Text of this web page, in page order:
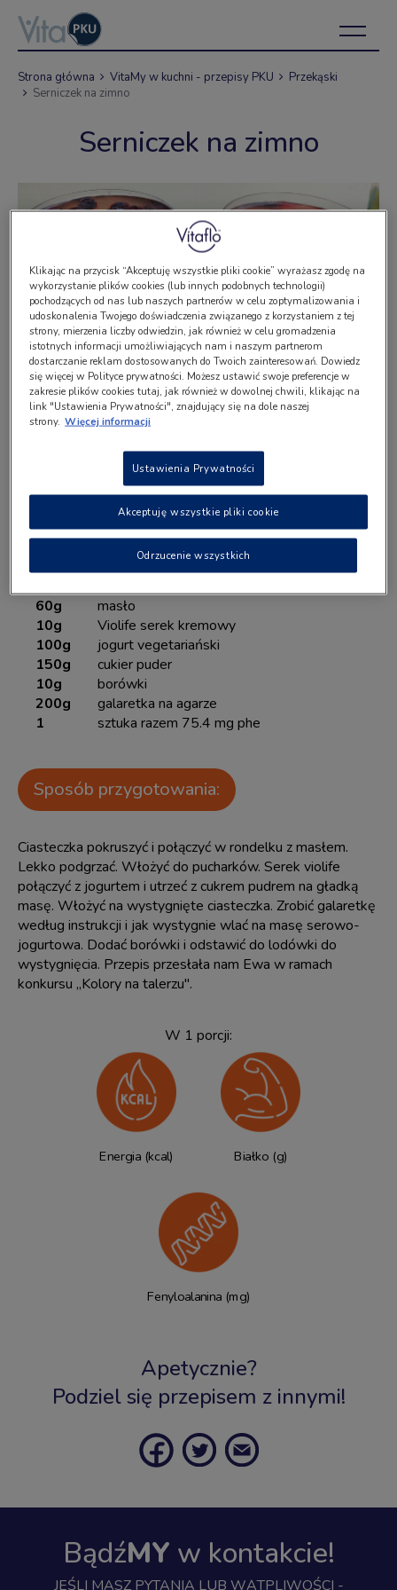
Strona główna VitaMy w kuchni - przepisy PKU
Przekąski
Serniczek na zimno
Serniczek na zimno
Lista składników:
ciasteczka kruche z glutenexu ( można użyć
60g
masło
10g
Violife serek kremowy
100g
jogurt vegetariański
150g
cukier puder
10g
borówki
200g
galaretka na agarze
1
sztuka razem 75.4 mg phe
Sposób przygotowania:
Ciasteczka pokruszyć i połączyć w rondelku z masłem.
Lekko podgrzać. Włożyć do pucharków. Serek violife
połączyć z jogurtem i utrzeć z cukrem pudrem na gładką
masę. Włożyć na wystygnięte ciasteczka. Zrobić galaretkę
według instrukcji i jak wystygnie wlać na masę serowo-
jogurtowa. Dodać borówki i odstawić do lodówki do
wystygnięcia. Przepis przesłała nam Ewa w ramach
konkursu ,,Kolory na talerzu".
W 1 porcji:
Energia (kcal) Białko (g)
Fenyloalanina (mg)
Apetycznie?
Podziel się przepisem z innymi!
BądźMY w kontakcie!
JEŚLI MASZ PYTANIA LUB WĄTPLIWOŚCI -
Klikając na przycisk “Akceptuję wszystkie pliki cookie” wyrażasz zgodę na
wykorzystanie plików cookies (lub innych podobnych technologii)
pochodzących od nas lub naszych partnerów w celu zoptymalizowania i
udoskonalenia Twojego doświadczenia związanego z korzystaniem z tej
strony, mierzenia liczby odwiedzin, jak również w celu gromadzenia
istotnych informacji umożliwiających nam i naszym partnerom
dostarczanie reklam dostosowanych do Twoich zainteresowań. Dowiedz
się więcej w Polityce prywatności. Możesz ustawić swoje preferencje w
zakresie plików cookies tutaj, jak również w dowolnej chwili, klikając na
link "Ustawienia Prywatności", znajdujący się na dole naszej
strony. Więcej informacji
Ustawienia Prywatności
Odrzucenie wszystkich
Akceptuję wszystkie pliki cookie